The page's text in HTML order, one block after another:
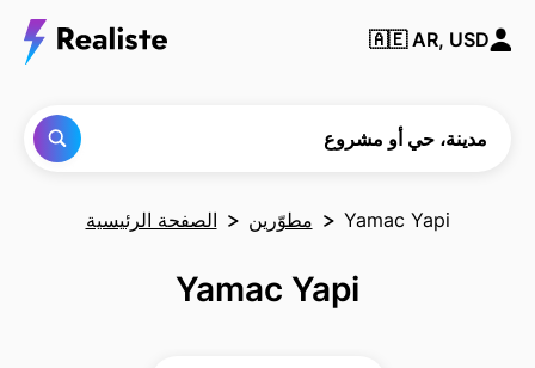
🇦🇪AR, USD
مدينة، حي أو مشروع
الصفحة الرئيسية مطوّرين Yamac Yapi
Yamac Yapi